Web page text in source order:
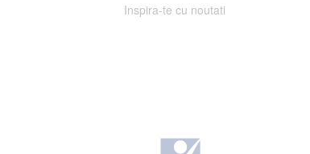
Inspira-te cu noutati